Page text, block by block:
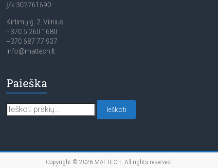
Į/k 302761690
Kirtimų g. 2, Vilnius
+370 5 260 1680
+370 687 77 937
info@mattech.lt
Paieška
Ieškoti:
Ieškoti
Copyright © 2026 MATTECH . All rights reserved.